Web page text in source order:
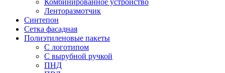
Комбинированное устройство
Ленторазмотчик
Синтепон
Сетка фасадная
Полиэтиленовые пакеты
С логотипом
С вырубной ручкой
ПНД